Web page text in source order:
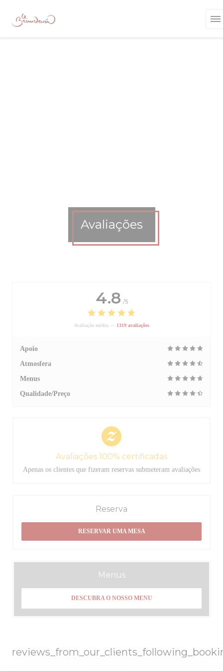
Avaliações
4.8 /5
Avaliação média — 1319 avaliações
Apoio
Atmosfera
Menus
Qualidade/Preço
Avaliações 100% certificadas
Apenas os clientes que fizeram reservas submeteram avaliações
Reserva
RESERVAR UMA MESA
Menus
DESCUBRA O NOSSO MENU